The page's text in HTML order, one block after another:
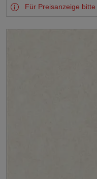
Für Preisanzeige bitte